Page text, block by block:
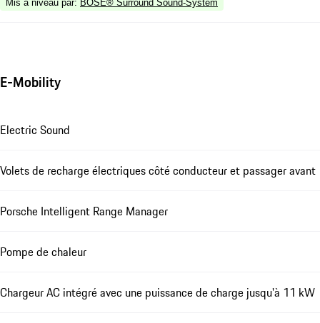
Mis à niveau par: BOSE® Surround Sound-System
E-Mobility
Electric Sound
Volets de recharge électriques côté conducteur et passager avant
Porsche Intelligent Range Manager
Pompe de chaleur
Chargeur AC intégré avec une puissance de charge jusqu'à 11 kW